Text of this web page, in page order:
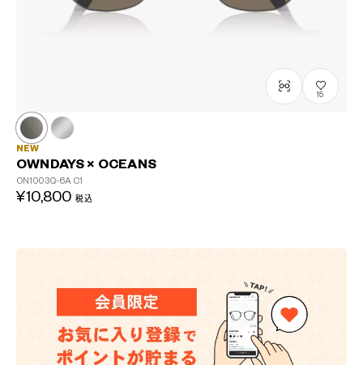
15
NEW
OWNDAYS × OCEANS
ON1003Q-6A C1
¥10,800 税込